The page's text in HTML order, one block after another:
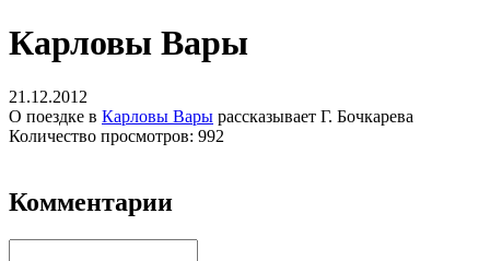
Карловы Вары
21.12.2012
О поездке в Карловы Вары рассказывает Г. Бочкарева
Количество просмотров: 992
Комментарии